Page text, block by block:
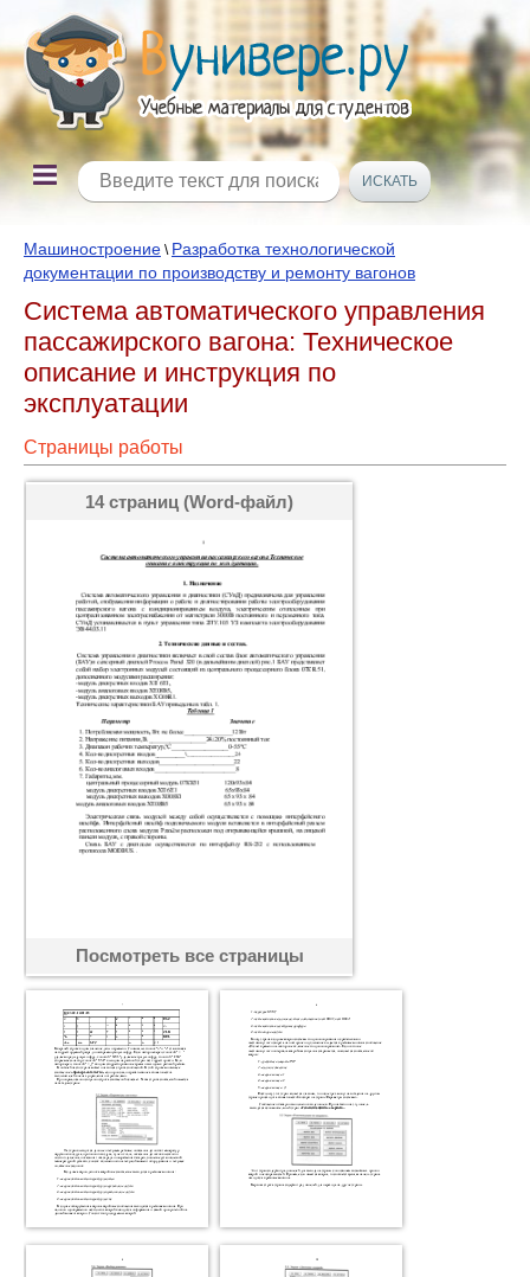
Машиностроение \ Разработка технологической
документации по производству и ремонту вагонов
Система автоматического управления
пассажирского вагона: Техническое
описание и инструкция по
эксплуатации
Страницы работы
14 страниц (Word-файл)
Посмотреть все страницы